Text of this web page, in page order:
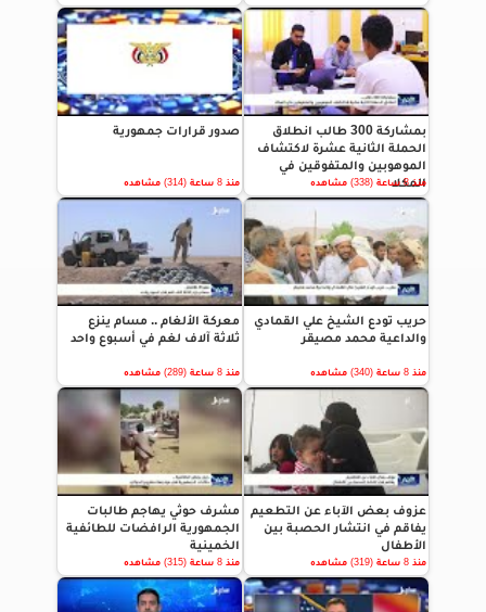
بمشاركة 300 طالب انطلاق
الحملة الثانية عشرة لاكتشاف
الموهوبين والمتفوقين في
المكلا
منذ 8 ساعة (338) مشاهده
صدور قرارات جمهورية
منذ 8 ساعة (314) مشاهده
حريب تودع الشيخ علي القمادي
والداعية محمد مصيقر
منذ 8 ساعة (340) مشاهده
معركة الألغام .. مسام ينزع
ثلاثة آلاف لغم في أسبوع واحد
منذ 8 ساعة (289) مشاهده
عزوف بعض الآباء عن التطعيم
يفاقم في انتشار الحصبة بين
الأطفال
منذ 8 ساعة (319) مشاهده
مشرف حوثي يهاجم طالبات
الجمهورية الرافضات للطائفية
الخمينية
منذ 8 ساعة (315) مشاهده